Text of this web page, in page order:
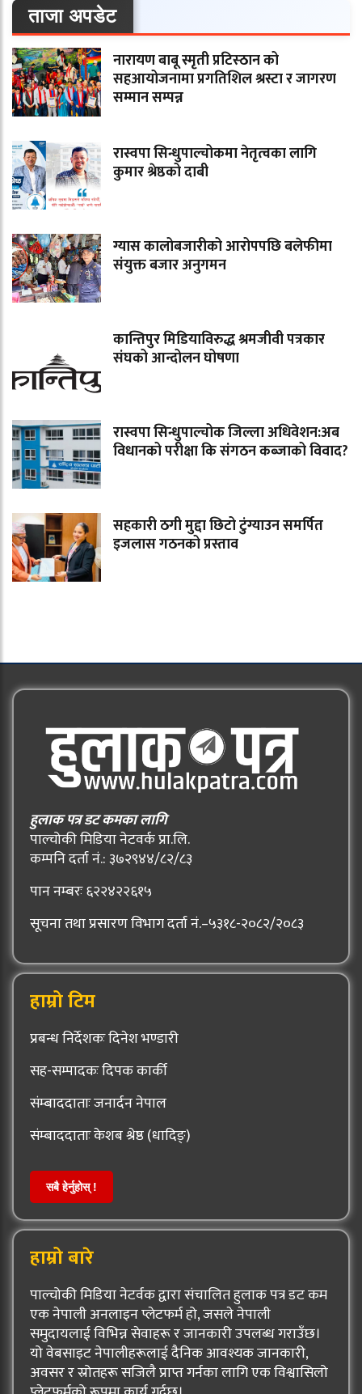
ताजा अपडेट
नारायण बाबू स्मृती प्रटिस्ठान को
सहआयोजनामा प्रगतिशिल श्रस्टा र जागरण
सम्मान सम्पन्न
रास्वपा सिन्धुपाल्चोकमा नेतृत्वका लागि
कुमार श्रेष्ठको दाबी
ग्यास कालोबजारीको आरोपपछि बलेफीमा
संयुक्त बजार अनुगमन
कान्तिपुर मिडियाविरुद्ध श्रमजीवी पत्रकार
संघको आन्दोलन घोषणा
रास्वपा सिन्धुपाल्चोक जिल्ला अधिवेशन:अब
विधानको परीक्षा कि संगठन कब्जाको विवाद?
सहकारी ठगी मुद्दा छिटो टुंग्याउन समर्पित
इजलास गठनको प्रस्ताव
हुलाक पत्र डट कमका लागि
पाल्चोकी मिडिया नेटवर्क प्रा.लि.
कम्पनि दर्ता नं.: ३७२९४४/८२/८३
पान नम्बरः ६२२४२२६१५
सूचना तथा प्रसारण विभाग दर्ता नं.–५३१८-२०८२/२०८३
हाम्रो टिम
प्रबन्ध निर्देशकः दिनेश भण्डारी
सह-सम्पादकः दिपक कार्की
संम्बाददाताः जनार्दन नेपाल
संम्बाददाताः केशब श्रेष्ठ (धादिङ्)
सबै हेर्नुहोस् !
हाम्रो बारे
पाल्चोकी मिडिया नेटर्वक द्वारा संचालित हुलाक पत्र डट कम
एक नेपाली अनलाइन प्लेटफर्म हो, जसले नेपाली
समुदायलाई विभिन्न सेवाहरू र जानकारी उपलब्ध गराउँछ।
यो वेबसाइट नेपालीहरूलाई दैनिक आवश्यक जानकारी,
अवसर र स्रोतहरू सजिलै प्राप्त गर्नका लागि एक विश्वासिलो